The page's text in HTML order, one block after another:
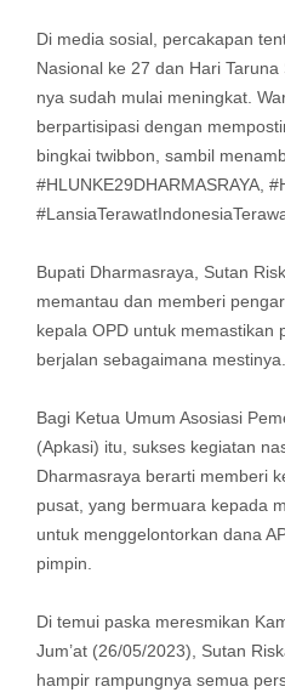
Di media sosial, percakapan
Nasional ke 27 dan Hari
nya sudah mulai meningkat.
berpartisipasi dengan
bingkai twibbon, sambil
#HLUNKE29DHARMASRAYA,
Bupati Dharmasraya, Sutan
memantau dan memberi
kepala OPD untuk memastikan
berjalan sebagaimana mestinya.
Bagi Ketua Umum Asosiasi
(Apkasi) itu, sukses kegiatan
Dharmasraya berarti memberi
pusat, yang bermuara kepada
untuk menggelontorkan dana
pimpin.
Di temui paska meresmikan
Jum’at (26/05/2023), Sutan
hampir rampungnya semua